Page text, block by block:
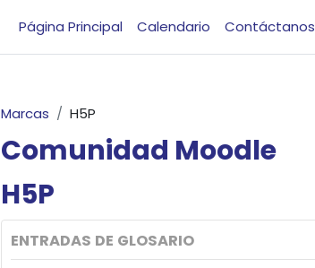
Página Principal
Calendario Contáctanos
Marcas H5P
Comunidad Moodle
H5P
ENTRADAS DE GLOSARIO